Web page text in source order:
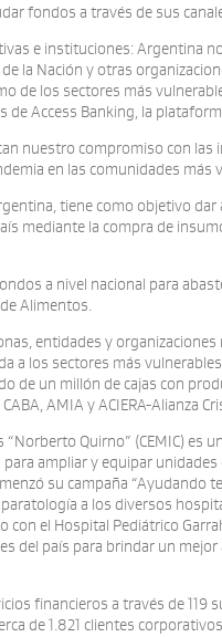
fondos a través de sus
e instituciones: Argentina
la Nación y otras
de los sectores más
Access Banking, la
nuestro compromiso con
en las comunidades más
tiene como objetivo
mediante la compra de
a nivel nacional para
Alimentos.
entidades y
a los sectores más
de un millón de cajas con
AMIA y ACIERA-Alianza
Quirno” (CEMIC)
ampliar y equipar unidades
su campaña
a los diversos
con el Hospital Pediátrico
del país para brindar un mejor
financieros a través de
de 1.821 clientes